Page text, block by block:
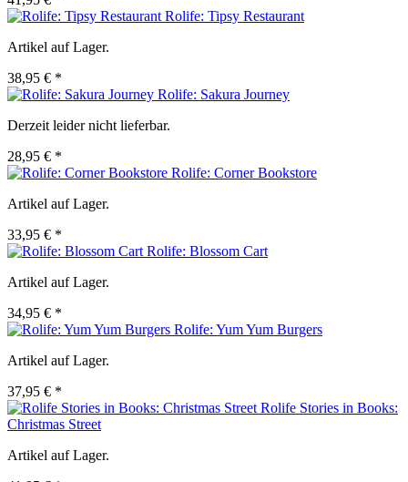
Rolife: Tipsy Restaurant
Artikel auf Lager.
38,95 € *
Rolife: Sakura Journey
Derzeit leider nicht lieferbar.
28,95 € *
Rolife: Corner Bookstore
Artikel auf Lager.
33,95 € *
Rolife: Blossom Cart
Artikel auf Lager.
34,95 € *
Rolife: Yum Yum Burgers
Artikel auf Lager.
37,95 € *
Rolife Stories in Books:
Christmas Street
Artikel auf Lager.